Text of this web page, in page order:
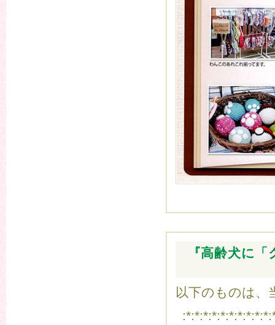
『高齢犬に
以下のものは、